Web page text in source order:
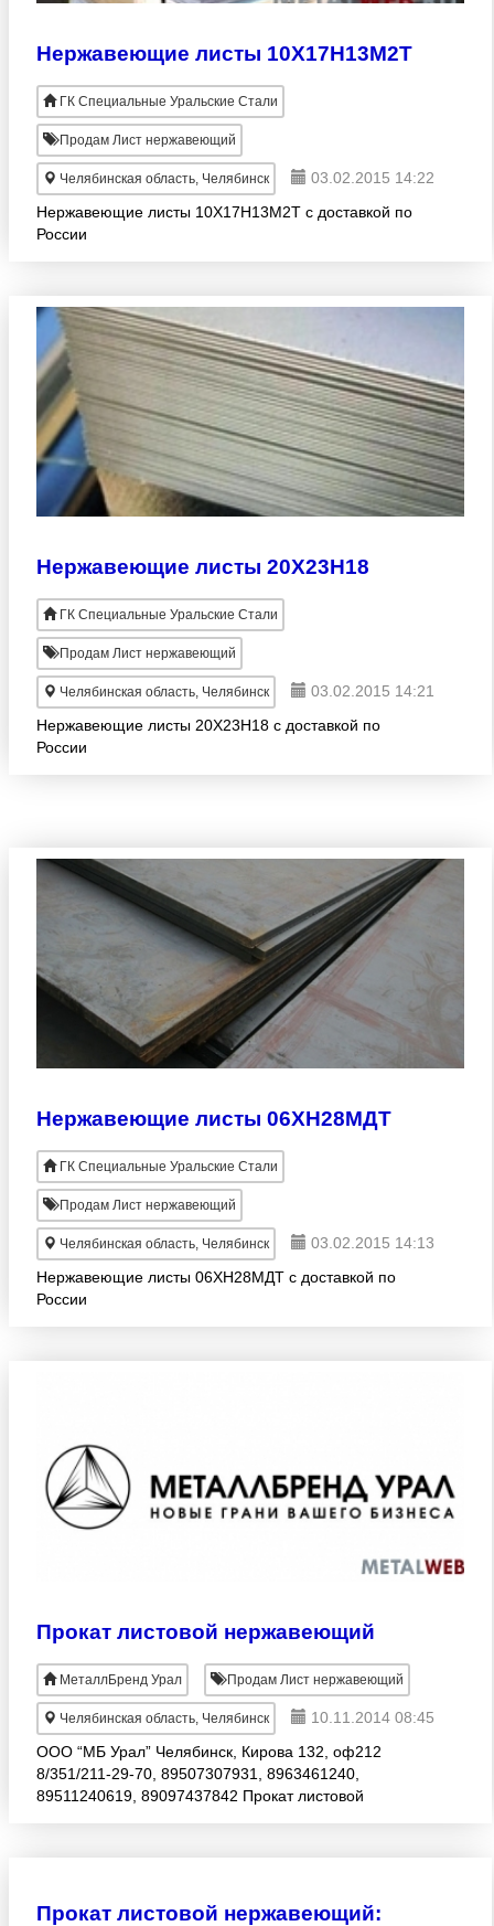
Нержавеющие листы 10Х17Н13М2Т
ГК Специальные Уральские Стали
Продам Лист нержавеющий
Челябинская область, Челябинск
03.02.2015 14:22
Нержавеющие листы 10Х17Н13М2Т с доставкой по
России
Нержавеющие листы 20Х23Н18
ГК Специальные Уральские Стали
Продам Лист нержавеющий
Челябинская область, Челябинск
03.02.2015 14:21
Нержавеющие листы 20Х23Н18 с доставкой по
России
Нержавеющие листы 06ХН28МДТ
ГК Специальные Уральские Стали
Продам Лист нержавеющий
Челябинская область, Челябинск
03.02.2015 14:13
Нержавеющие листы 06ХН28МДТ с доставкой по
России
Прокат листовой нержавеющий
МеталлБренд Урал Продам Лист нержавеющий
Челябинская область, Челябинск
10.11.2014 08:45
ООО “МБ Урал” Челябинск, Кирова 132, оф212
8/351/211-29-70, 89507307931, 8963461240,
89511240619, 89097437842 Прокат листовой
Прокат листовой нержавеющий: